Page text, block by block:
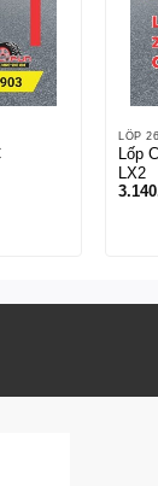
LỐP
Lốp
LX2